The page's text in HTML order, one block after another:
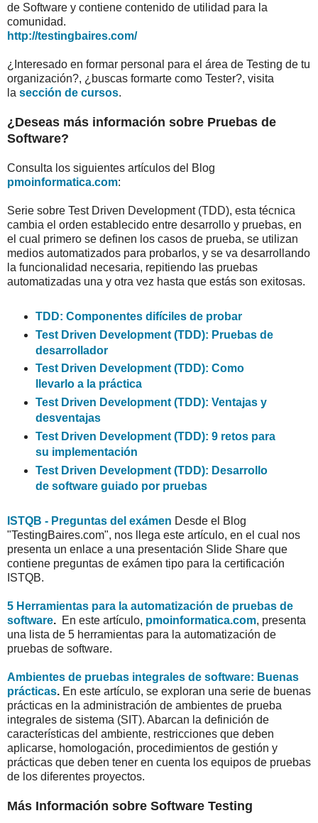
de Software y contiene contenido de utilidad para la
comunidad.
http://testingbaires.com/
¿Interesado en formar personal para el área de Testing de tu
organización?, ¿buscas formarte como Tester?, visita
la sección de cursos.
¿Deseas más información sobre Pruebas de
Software?
Consulta los siguientes artículos del Blog
pmoinformatica.com:
Serie sobre Test Driven Development (TDD), esta técnica
cambia el orden establecido entre desarrollo y pruebas, en
el cual primero se definen los casos de prueba, se utilizan
medios automatizados para probarlos, y se va desarrollando
la funcionalidad necesaria, repitiendo las pruebas
automatizadas una y otra vez hasta que estás son exitosas.
TDD: Componentes difíciles de probar
Test Driven Development (TDD): Pruebas de
desarrollador
Test Driven Development (TDD): Como
llevarlo a la práctica
Test Driven Development (TDD): Ventajas y
desventajas
Test Driven Development (TDD): 9 retos para
su implementación
Test Driven Development (TDD): Desarrollo
de software guiado por pruebas
ISTQB - Preguntas del exámen Desde el Blog
"TestingBaires.com", nos llega este artículo, en el cual nos
presenta un enlace a una presentación Slide Share que
contiene preguntas de exámen tipo para la certificación
ISTQB.
5 Herramientas para la automatización de pruebas de
software. En este artículo, pmoinformatica.com, presenta
una lista de 5 herramientas para la automatización de
pruebas de software.
Ambientes de pruebas integrales de software: Buenas
prácticas. En este artículo, se exploran una serie de buenas
prácticas en la administración de ambientes de prueba
integrales de sistema (SIT). Abarcan la definición de
características del ambiente, restricciones que deben
aplicarse, homologación, procedimientos de gestión y
prácticas que deben tener en cuenta los equipos de pruebas
de los diferentes proyectos.
Más Información sobre Software Testing